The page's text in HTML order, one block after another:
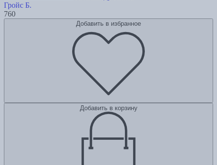
Гройс Б.
760
Добавить в избранное
Добавить в корзину